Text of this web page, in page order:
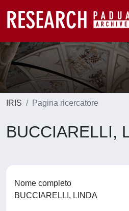
IRIS Pagina ricercatore
BUCCIARELLI,
Nome completo
BUCCIARELLI, LINDA